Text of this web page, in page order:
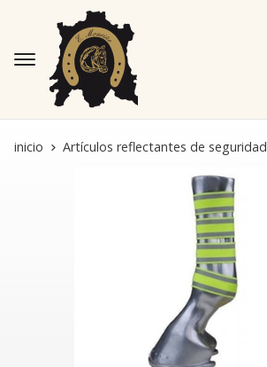
inicio Artículos reflectantes de seguridad